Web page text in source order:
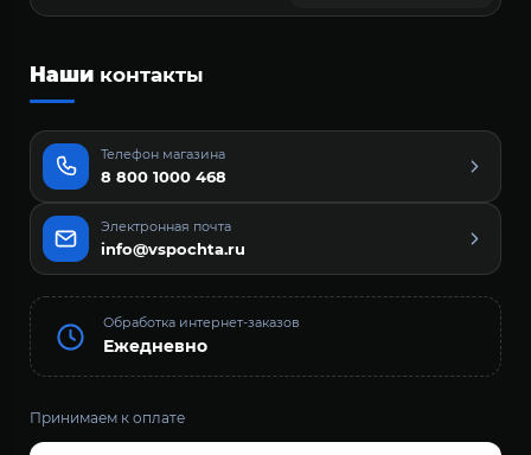
Наши контакты
Телефон магазина
8 800 1000 468
Электронная почта
info@vspochta.ru
Обработка интернет-заказов
Ежедневно
Принимаем к оплате